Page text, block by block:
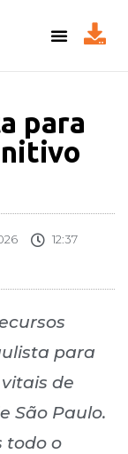
para
12:37
para
de
São Paulo.
todo o